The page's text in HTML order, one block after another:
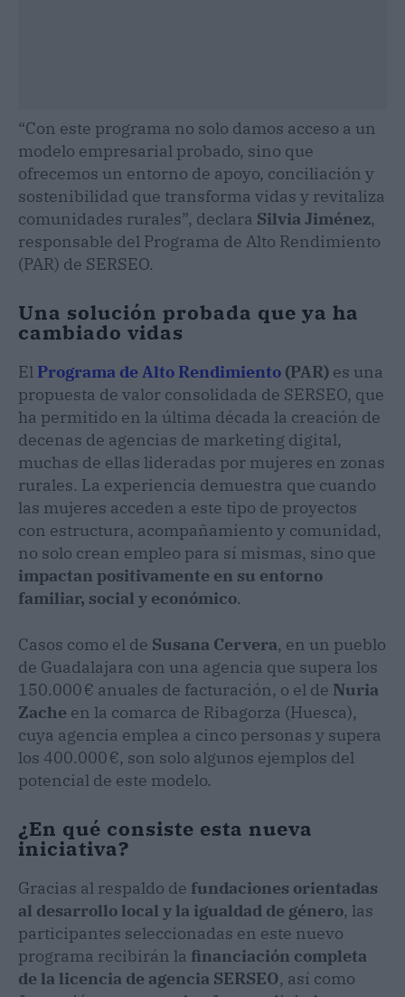
“Con este programa no solo damos acceso a un
modelo empresarial probado, sino que
ofrecemos un entorno de apoyo, conciliación y
sostenibilidad que transforma vidas y revitaliza
comunidades rurales”, declara Silvia Jiménez,
responsable del Programa de Alto Rendimiento
(PAR) de SERSEO.
Una solución probada que ya ha
cambiado vidas
El Programa de Alto Rendimiento (PAR) es una
propuesta de valor consolidada de SERSEO, que
ha permitido en la última década la creación de
decenas de agencias de marketing digital,
muchas de ellas lideradas por mujeres en zonas
rurales. La experiencia demuestra que cuando
las mujeres acceden a este tipo de proyectos
con estructura, acompañamiento y comunidad,
no solo crean empleo para sí mismas, sino que
impactan positivamente en su entorno
familiar, social y económico.
Casos como el de Susana Cervera, en un pueblo
de Guadalajara con una agencia que supera los
150.000 € anuales de facturación, o el de Nuria
Zache en la comarca de Ribagorza (Huesca),
cuya agencia emplea a cinco personas y supera
los 400.000 €, son solo algunos ejemplos del
potencial de este modelo.
¿En qué consiste esta nueva
iniciativa?
Gracias al respaldo de fundaciones orientadas
al desarrollo local y la igualdad de género, las
participantes seleccionadas en este nuevo
programa recibirán la financiación completa
de la licencia de agencia SERSEO, así como